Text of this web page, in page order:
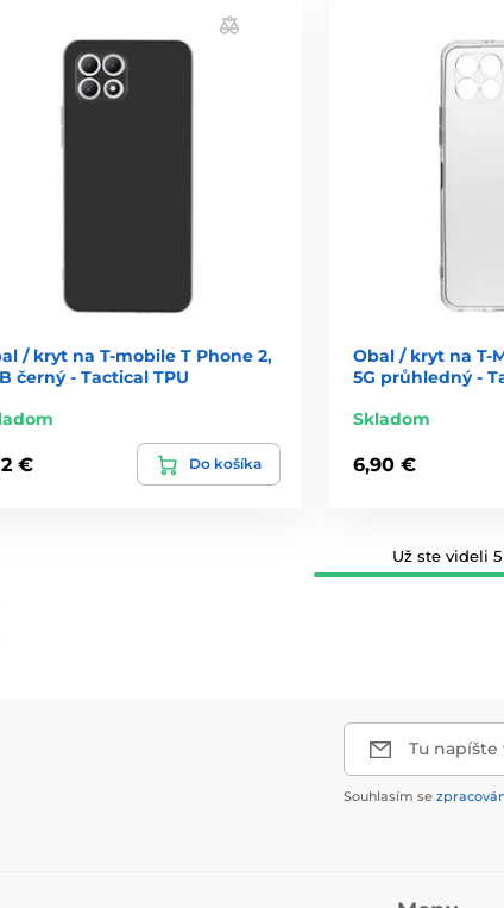
/ kryt na T-mobile T Phone 2,
černý - Tactical TPU
€ Do košíka
Obal / kryt na T-
5G průhledný -
Skladom
6,90 €
Už ste videli
Tu napíšte
Souhlasím se